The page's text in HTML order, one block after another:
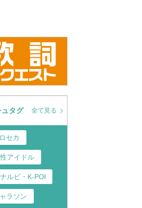
タグ 全て見る
セカ
アイドル
ルビ・K-POP和訳
ラソン